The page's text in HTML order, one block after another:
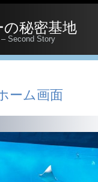
の秘密基地
Second Story
ーム画面